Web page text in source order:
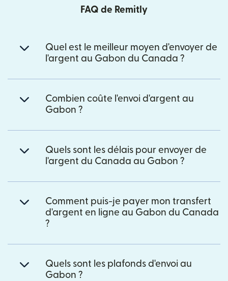
FAQ de Remitly
Quel est le meilleur moyen d'envoyer de
l'argent au Gabon du Canada ?
Combien coûte l'envoi d'argent au
Gabon ?
Quels sont les délais pour envoyer de
l'argent du Canada au Gabon ?
Comment puis-je payer mon transfert
d'argent en ligne au Gabon du Canada
?
Quels sont les plafonds d'envoi au
Gabon ?